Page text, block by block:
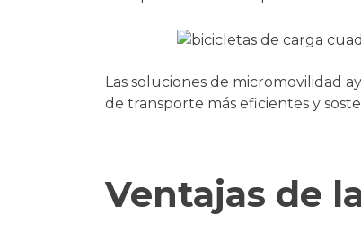
Las soluciones de micromovilidad
de transporte más eficientes y
Ventajas de